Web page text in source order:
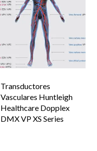
Transductores
Vasculares Huntleigh
Healthcare Dopplex
DMX VP XS Series